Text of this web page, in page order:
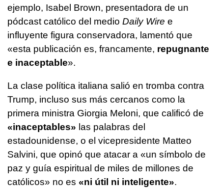
ejemplo, Isabel Brown, presentadora de un
pódcast católico del medio Daily Wire e
influyente figura conservadora, lamentó que
«esta publicación es, francamente, repugnante
e inaceptable».
La clase política italiana salió en tromba contra
Trump, incluso sus más cercanos como la
primera ministra Giorgia Meloni, que calificó de
«inaceptables» las palabras del
estadounidense, o el vicepresidente Matteo
Salvini, que opinó que atacar a «un símbolo de
paz y guía espiritual de miles de millones de
católicos» no es «ni útil ni inteligente».